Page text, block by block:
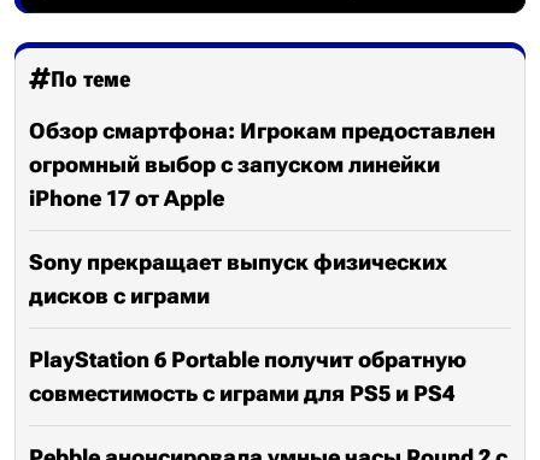
По теме
Обзор смартфона: Игрокам предоставлен
огромный выбор с запуском линейки
iPhone 17 от Apple
Sony прекращает выпуск физических
дисков с играми
PlayStation 6 Portable получит обратную
совместимость с играми для PS5 и PS4